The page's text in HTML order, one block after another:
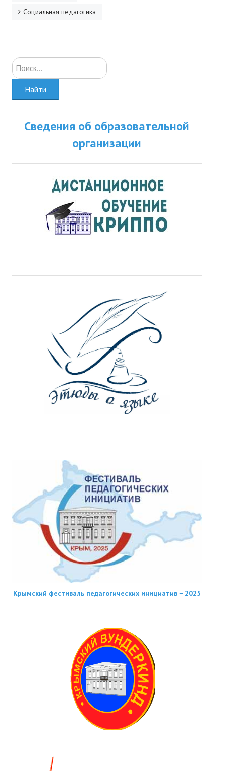
Социальная педагогика
Искать...
Найти
Сведения об образовательной
организации
Крымский фестиваль педагогических инициатив − 2025